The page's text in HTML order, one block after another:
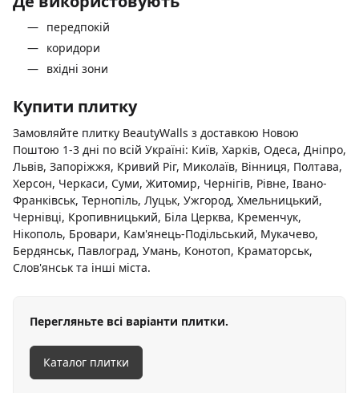
передпокій
коридори
вхідні зони
Купити плитку
Замовляйте плитку BeautyWalls з доставкою Новою
Поштою 1-3 дні по всій Україні: Київ, Харків, Одеса, Дніпро,
Львів, Запоріжжя, Кривий Ріг, Миколаїв, Вінниця, Полтава,
Херсон, Черкаси, Суми, Житомир, Чернігів, Рівне, Івано-
Франківськ, Тернопіль, Луцьк, Ужгород, Хмельницький,
Чернівці, Кропивницький, Біла Церква, Кременчук,
Нікополь, Бровари, Кам'янець-Подільський, Мукачево,
Бердянськ, Павлоград, Умань, Конотоп, Краматорськ,
Слов'янськ та інші міста.
Перегляньте всі варіанти плитки.
Каталог плитки